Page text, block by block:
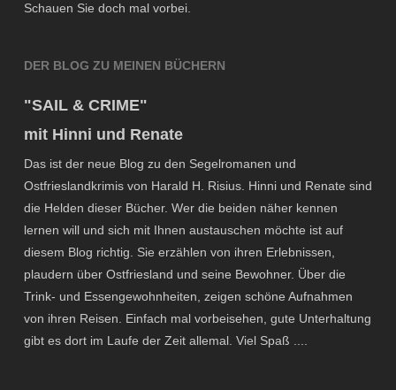
Schauen Sie doch mal vorbei.
DER BLOG ZU MEINEN BÜCHERN
"SAIL & CRIME"
mit Hinni und Renate
Das ist der neue Blog zu den Segelromanen und
Ostfrieslandkrimis von Harald H. Risius. Hinni und Renate sind
die Helden dieser Bücher. Wer die beiden näher kennen
lernen will und sich mit Ihnen austauschen möchte ist auf
diesem Blog richtig. Sie erzählen von ihren Erlebnissen,
plaudern über Ostfriesland und seine Bewohner. Über die
Trink- und Essengewohnheiten, zeigen schöne Aufnahmen
von ihren Reisen. Einfach mal vorbeisehen, gute Unterhaltung
gibt es dort im Laufe der Zeit allemal. Viel Spaß ....